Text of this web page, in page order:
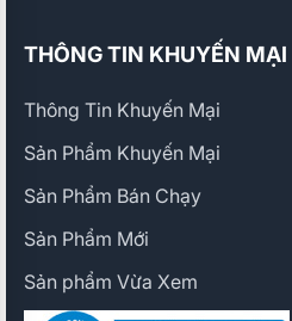
THÔNG TIN KHUYẾN MẠI
Thông Tin Khuyến Mại
Sản Phẩm Khuyến Mại
Sản Phẩm Bán Chạy
Sản Phẩm Mới
Sản phẩm Vừa Xem